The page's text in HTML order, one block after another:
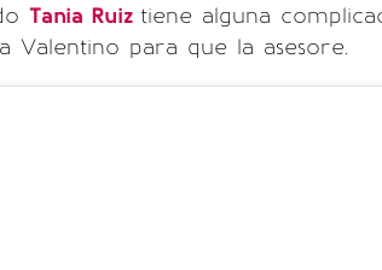
Tania Ruiz tiene alguna
Valentino para que la asesore.